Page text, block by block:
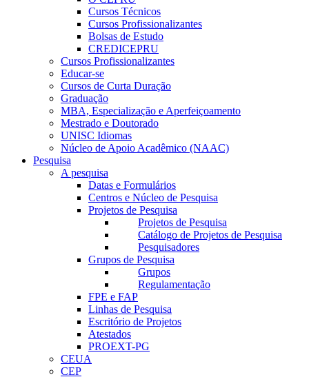
Cursos Técnicos
Cursos Profissionalizantes
Bolsas de Estudo
CREDICEPRU
Cursos Profissionalizantes
Educar-se
Cursos de Curta Duração
Graduação
MBA, Especialização e Aperfeiçoamento
Mestrado e Doutorado
UNISC Idiomas
Núcleo de Apoio Acadêmico (NAAC)
Pesquisa
A pesquisa
Datas e Formulários
Centros e Núcleo de Pesquisa
Projetos de Pesquisa
Projetos de Pesquisa
Catálogo de Projetos de Pesquisa
Pesquisadores
Grupos de Pesquisa
Grupos
Regulamentação
FPE e FAP
Linhas de Pesquisa
Escritório de Projetos
Atestados
PROEXT-PG
CEUA
CEP